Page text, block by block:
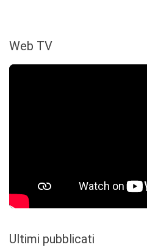
Web TV
Ultimi pubblicati